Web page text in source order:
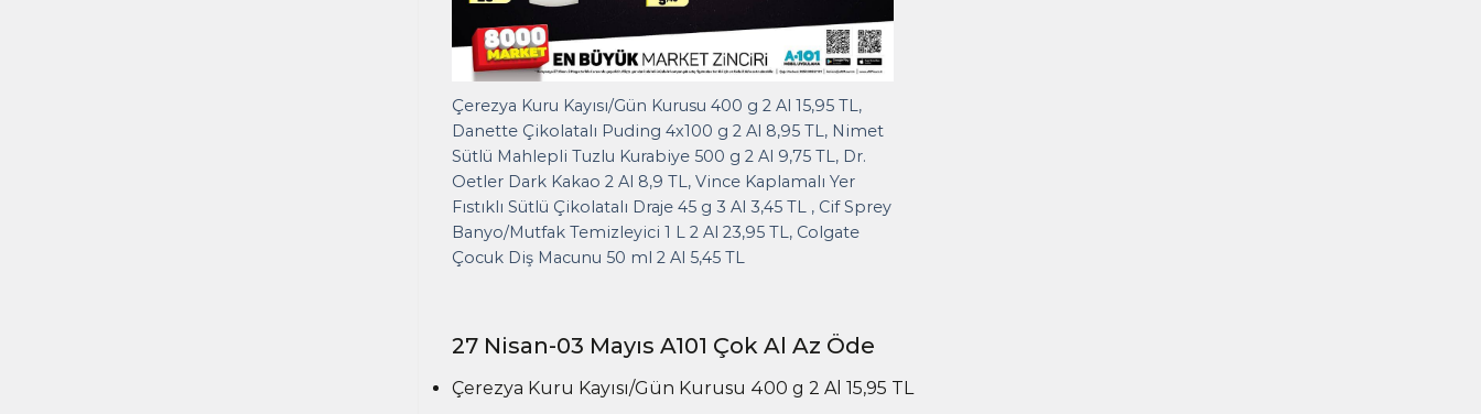
Çerezya Kuru Kayısı/Gün Kurusu 400 g 2 Al 15,95 TL,
Danette Çikolatalı Puding 4x100 g 2 Al 8,95 TL, Nimet
Sütlü Mahlepli Tuzlu Kurabiye 500 g 2 Al 9,75 TL, Dr.
Oetler Dark Kakao 2 Al 8,9 TL, Vince Kaplamalı Yer
Fıstıklı Sütlü Çikolatalı Draje 45 g 3 Al 3,45 TL , Cif Sprey
Banyo/Mutfak Temizleyici 1 L 2 Al 23,95 TL, Colgate
Çocuk Diş Macunu 50 ml 2 Al 5,45 TL
27 Nisan-03 Mayıs A101 Çok Al Az Öde
Çerezya Kuru Kayısı/Gün Kurusu 400 g 2 Al 15,95 TL